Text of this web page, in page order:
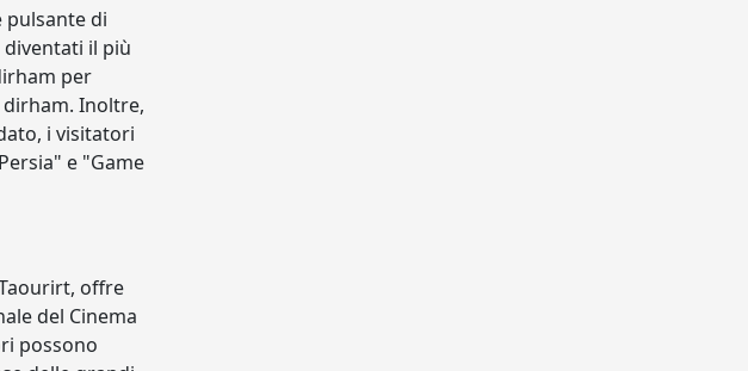
pulsante di
il più
per
Inoltre,
i visitatori
e "Game
offre
del Cinema
possono